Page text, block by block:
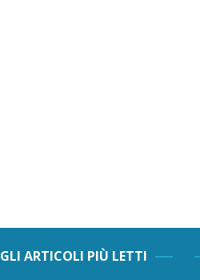
GLI ARTICOLI PIÙ LETTI